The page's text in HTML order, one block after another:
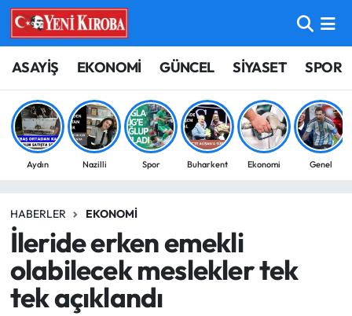
ASAYİŞ EKONOMİ GÜNCEL SİYASET SPOR
Aydın Nazilli Spor Buharkent Ekonomi Genel
HABERLER EKONOMI
İleride erken emekli
olabilecek meslekler tek
tek açıklandı
ASAYİŞ
BİLİM-TEKNOLOJİ
ÇEVRE
EĞİTİM
EKONOMİ
GÜNCEL
Aydın Nöbetçi Eczaneler
Aydın Hava Durumu
Aydin Namaz Vakitleri
Süper Lig Puan Durumu ve Fikstür
Tüm Manşetler
Son Dakika Haberleri